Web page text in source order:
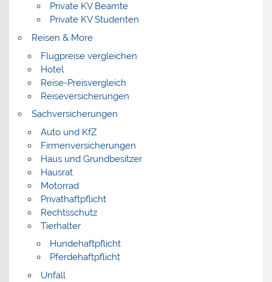
Private KV Beamte
Private KV Studenten
Reisen & More
Flugpreise vergleichen
Hotel
Reise-Preisvergleich
Reiseversicherungen
Sachversicherungen
Auto und KfZ
Firmenversicherungen
Haus und Grundbesitzer
Hausrat
Motorrad
Privathaftpflicht
Rechtsschutz
Tierhalter
Hundehaftpflicht
Pferdehaftpflicht
Unfall